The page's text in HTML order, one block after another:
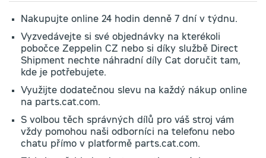
Nakupujte online 24 hodin denně 7 dní v týdnu.
Vyzvedávejte si své objednávky na kterékoli
pobočce Zeppelin CZ nebo si díky službě Direct
Shipment nechte náhradní díly Cat doručit tam,
kde je potřebujete.
Využijte dodatečnou slevu na každý nákup online
na parts.cat.com.
S volbou těch správných dílů pro váš stroj vám
vždy pomohou naši odborníci na telefonu nebo
chatu přímo v platformě parts.cat.com.